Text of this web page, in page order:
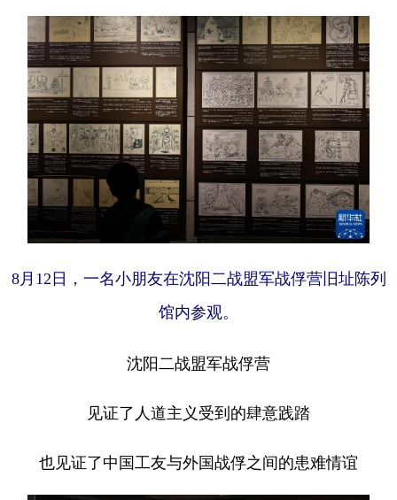
8月12日，一名小朋友在沈阳二战盟军战俘营旧址陈列
馆内参观。
沈阳二战盟军战俘营
见证了人道主义受到的肆意践踏
也见证了中国工友与外国战俘之间的患难情谊